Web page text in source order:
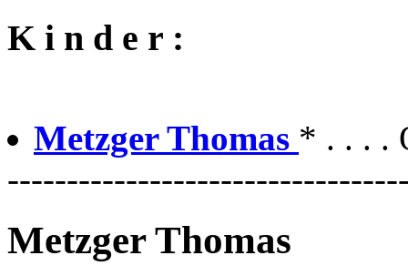
K i n d e r :
Metzger Thomas * . . . .
Metzger Thomas